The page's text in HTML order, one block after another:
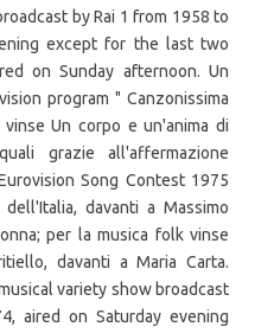
by Rai 1 from 1958 to
except for the last two
on Sunday afternoon. Un
program " Canzonissima
Un corpo e un'anima di
grazie all'affermazione
Song Contest 1975
davanti a Massimo
per la musica folk vinse
davanti a Maria Carta.
variety show broadcast
aired on Saturday evening